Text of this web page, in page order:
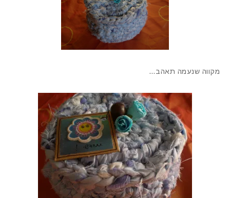
מקווה שנעמה תאהב…